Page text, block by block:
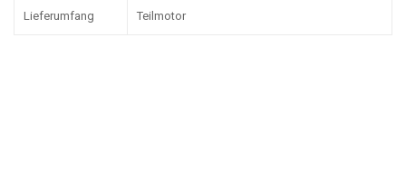
Lieferumfang Teilmotor